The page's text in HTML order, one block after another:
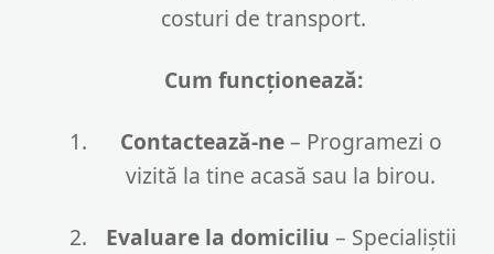
costuri de transport.
Cum funcționează:
Contactează-ne– Programezi o
vizită la tine acasă sau la birou.
Evaluare la domiciliu – Specialiștii